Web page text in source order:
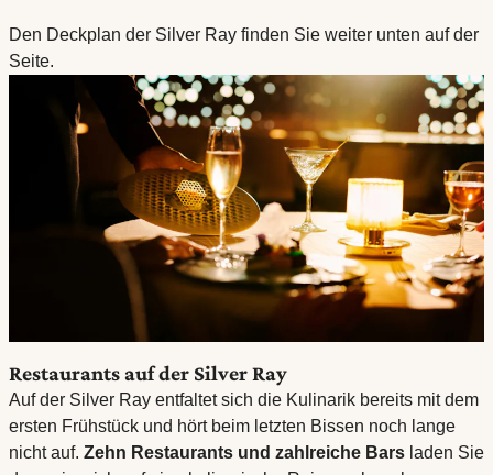
Den Deckplan der Silver Ray finden Sie weiter unten auf der
Seite.
Restaurants auf der Silver Ray
Auf der Silver Ray entfaltet sich die Kulinarik bereits mit dem
ersten Frühstück und hört beim letzten Bissen noch lange
nicht auf. Zehn Restaurants und zahlreiche Bars laden Sie